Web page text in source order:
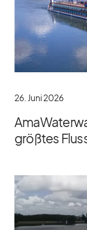
26. Juni 2026
größtes